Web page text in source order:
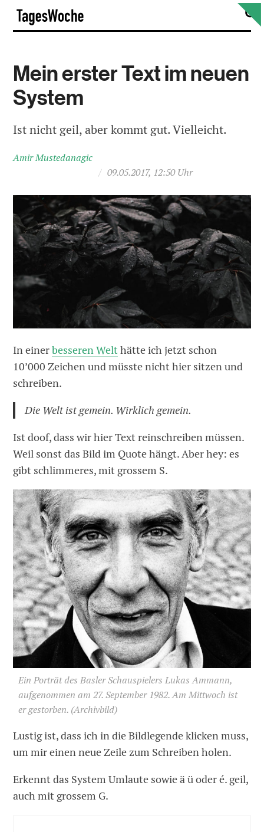
Skip
content
Mein erster Text im neuen
System
Ist nicht geil, aber kommt gut. Vielleicht.
Amir Mustedanagic
/ 09.05.2017, 12:50 Uhr
In einerbesseren Welthätte ich jetzt schon
10’000 Zeichen und müsste nicht hier sitzen und
schreiben.
Die Welt ist gemein. Wirklich gemein.
Ist doof, dass wir hier Text reinschreiben müssen.
Weil sonst das Bild im Quote hängt. Aber hey: es
gibt schlimmeres, mit grossem S.
Ein Porträt des Basler Schauspielers Lukas Ammann,
aufgenommen am 27. September 1982. Am Mittwoch ist
er gestorben. (Archivbild)
Lustig ist, dass ich in die Bildlegende klicken muss,
um mir einen neue Zeile zum Schreiben holen.
Erkennt das System Umlaute sowie ä ü oder é. geil,
auch mit grossem G.